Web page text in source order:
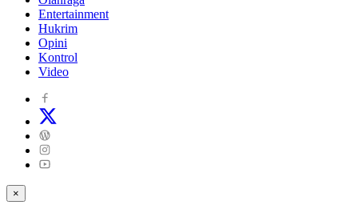
Entertainment
Hukrim
Opini
Kontrol
Video
×